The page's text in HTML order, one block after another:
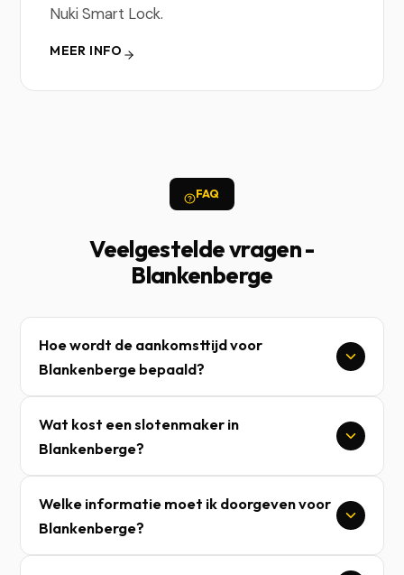
Nuki Smart Lock.
MEER INFO
FAQ
Veelgestelde vragen -
Blankenberge
Hoe wordt de aankomsttijd voor
Blankenberge bepaald?
Wat kost een slotenmaker in
Blankenberge?
Welke informatie moet ik doorgeven voor
Blankenberge?